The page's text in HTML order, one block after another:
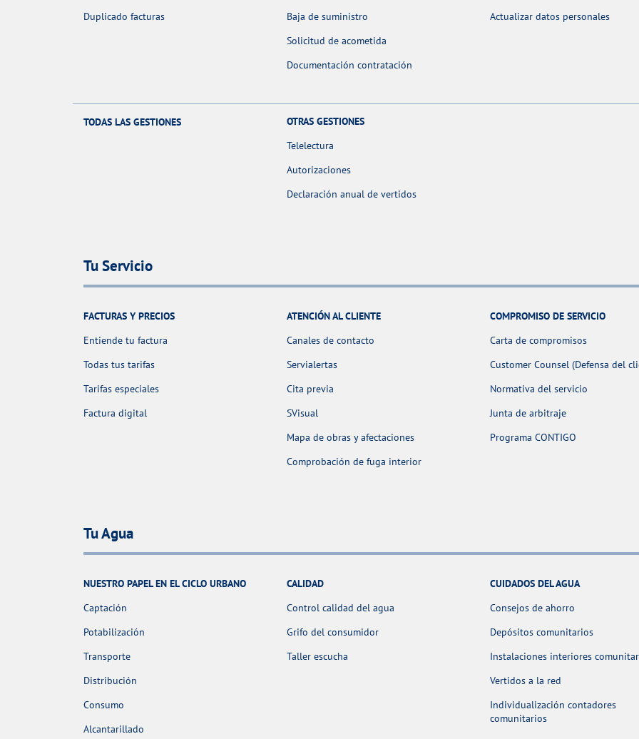
Duplicado facturas
Baja de suministro
Solicitud de acometida
Documentación contratación
Actualizar datos personales
TODAS LAS GESTIONES
OTRAS GESTIONES
Telelectura
Autorizaciones
Declaración anual de vertidos
Tu Servicio
FACTURAS Y PRECIOS
Entiende tu factura
Todas tus tarifas
Tarifas especiales
Factura digital
ATENCIÓN AL CLIENTE
Canales de contacto
Servialertas
Cita previa
SVisual
Mapa de obras y afectaciones
Comprobación de fuga interior
COMPROMISO DE SERVICIO
Carta de compromisos
Customer Counsel (Defensa del
Normativa del servicio
Junta de arbitraje
Programa CONTIGO
Tu Agua
NUESTRO PAPEL EN EL CICLO URBANO
Captación
Potabilización
Transporte
Distribución
Consumo
Alcantarillado
CALIDAD
Control calidad del agua
Grifo del consumidor
Taller escucha
CUIDADOS DEL AGUA
Consejos de ahorro
Depósitos comunitarios
Instalaciones interiores
Vertidos a la red
Individualización contadores
comunitarios